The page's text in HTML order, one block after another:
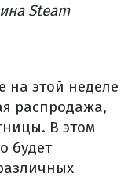
Steam
на этой неделе
распродажа,
В этом
будет